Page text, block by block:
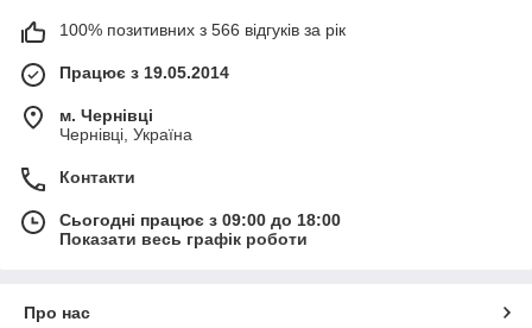
100% позитивних з 566 відгуків за рік
Працює з 19.05.2014
м. Чернівці
Чернівці, Україна
Контакти
Сьогодні працює з 09:00 до 18:00
Показати весь графік роботи
Про нас